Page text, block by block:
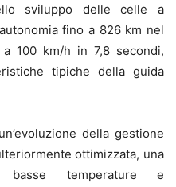
sviluppo delle celle a
fino a 826 km nel
100 km/h in 7,8 secondi,
tipiche della guida
della gestione
ottimizzata, una
temperature e